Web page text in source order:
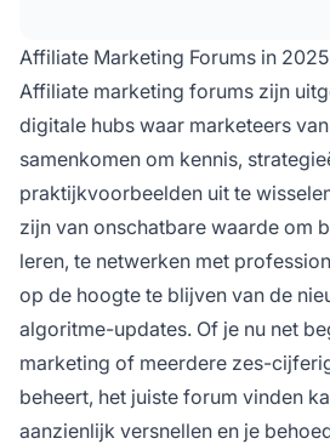
voordelen afhankelijk van je
en specifieke behoeften in
Affiliate Marketing Forums in
Affiliate marketing forums zijn
digitale hubs waar marketeers
samenkomen om kennis,
praktijkvoorbeelden uit te
zijn van onschatbare waarde om
leren, te netwerken met
op de hoogte te blijven van de
algoritme-updates. Of je nu net
marketing of meerdere zes-
beheert, het juiste forum vinden
aanzienlijk versnellen en je